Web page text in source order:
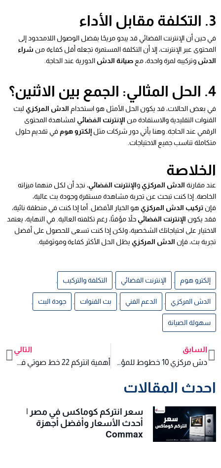
3. التكلفة مقابل الأداء
في حين أن الإنترنت الفضائي قد يبدو مريحًا بفضل الوصول اللامحدود إلى
المحتوى عبر الإنترنت، إلا أن التكلفة المستمرة تجعله أقل كفاءة من شراء
الدش وتركيبه لمرة واحدة، مع صيانة الدش الدورية عند الحاجة.
4. الحل المثالي: الجمع بين الاثنين؟
في بعض الحالات، قد يكون الحل الأمثل هو استخدام الدش المركزي لبث
القنوات التقليدية والاستفادة من الإنترنت الفضائي لمشاهدة المحتوى
الرقمي عند الحاجة. وهنا يأتي دور شركات مثل إلكترو هوم في تقديم حلول
متكاملة تناسب جميع الاحتياجات.
الخلاصة
عند مقارنة الدش المركزي والإنترنت الفضائي، نجد أن لكل منهما ميزاته
الخاصة. إذا كنت تبحث عن تجربة مشاهدة مستقرة وجودة بث عالية،
فإن تركيب الدش المركزي هو الخيار الأفضل. أما إذا كنت في منطقة نائية،
فقد يكون الإنترنت الفضائي حلاً مؤقتًا، رغم تكلفته العالية. في النهاية، يعتمد
الاختيار على احتياجاتك الشخصية، ولكن إذا كنت تسعى للحصول على أفضل
تجربة بث، فإن الدش المركزي يظل الحل الأكثر كفاءة وموثوقية.
إلكترو هوم الإنترنت الفضائي التكلفة والتركيب
الدش المركزي الدعم الفني بث القنوات جودة البث
سهولة الصيانة
Prev
السابق
دش مركزي 10 خطوط للمؤسسات التعليمية
التالي
أهمية انتركم 22 خط صوتي في تأمين المجمعات السكنية الفاخرة
احدث المقالات
سعر انتركم كوماكس في مصر |
أحدث الأسعار وأفضل أجهزة
Commax